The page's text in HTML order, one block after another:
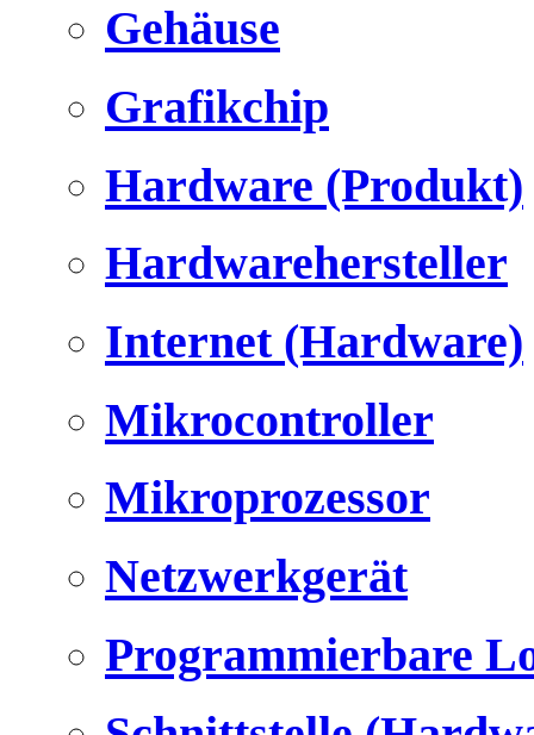
Gehäuse
Grafikchip
Hardware (Produkt)
Hardwarehersteller
Internet (Hardware)
Mikrocontroller
Mikroprozessor
Netzwerkgerät
Programmierbare